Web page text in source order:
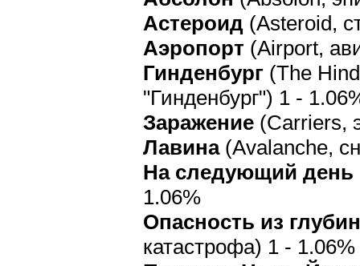
Астероид (Asteroid,
Аэропорт (Airport,
Гинденбург (The
"Гинденбург") 1 -
Заражение (Carriers,
Лавина(Avalanche,
На следующий день
1.06%
Опасность из
катастрофа) 1 - 1.06%